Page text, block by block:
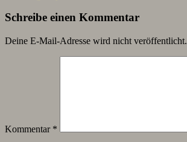
Schreibe einen Kommentar
Deine E-Mail-Adresse wird nicht veröffentlicht.
Kommentar *